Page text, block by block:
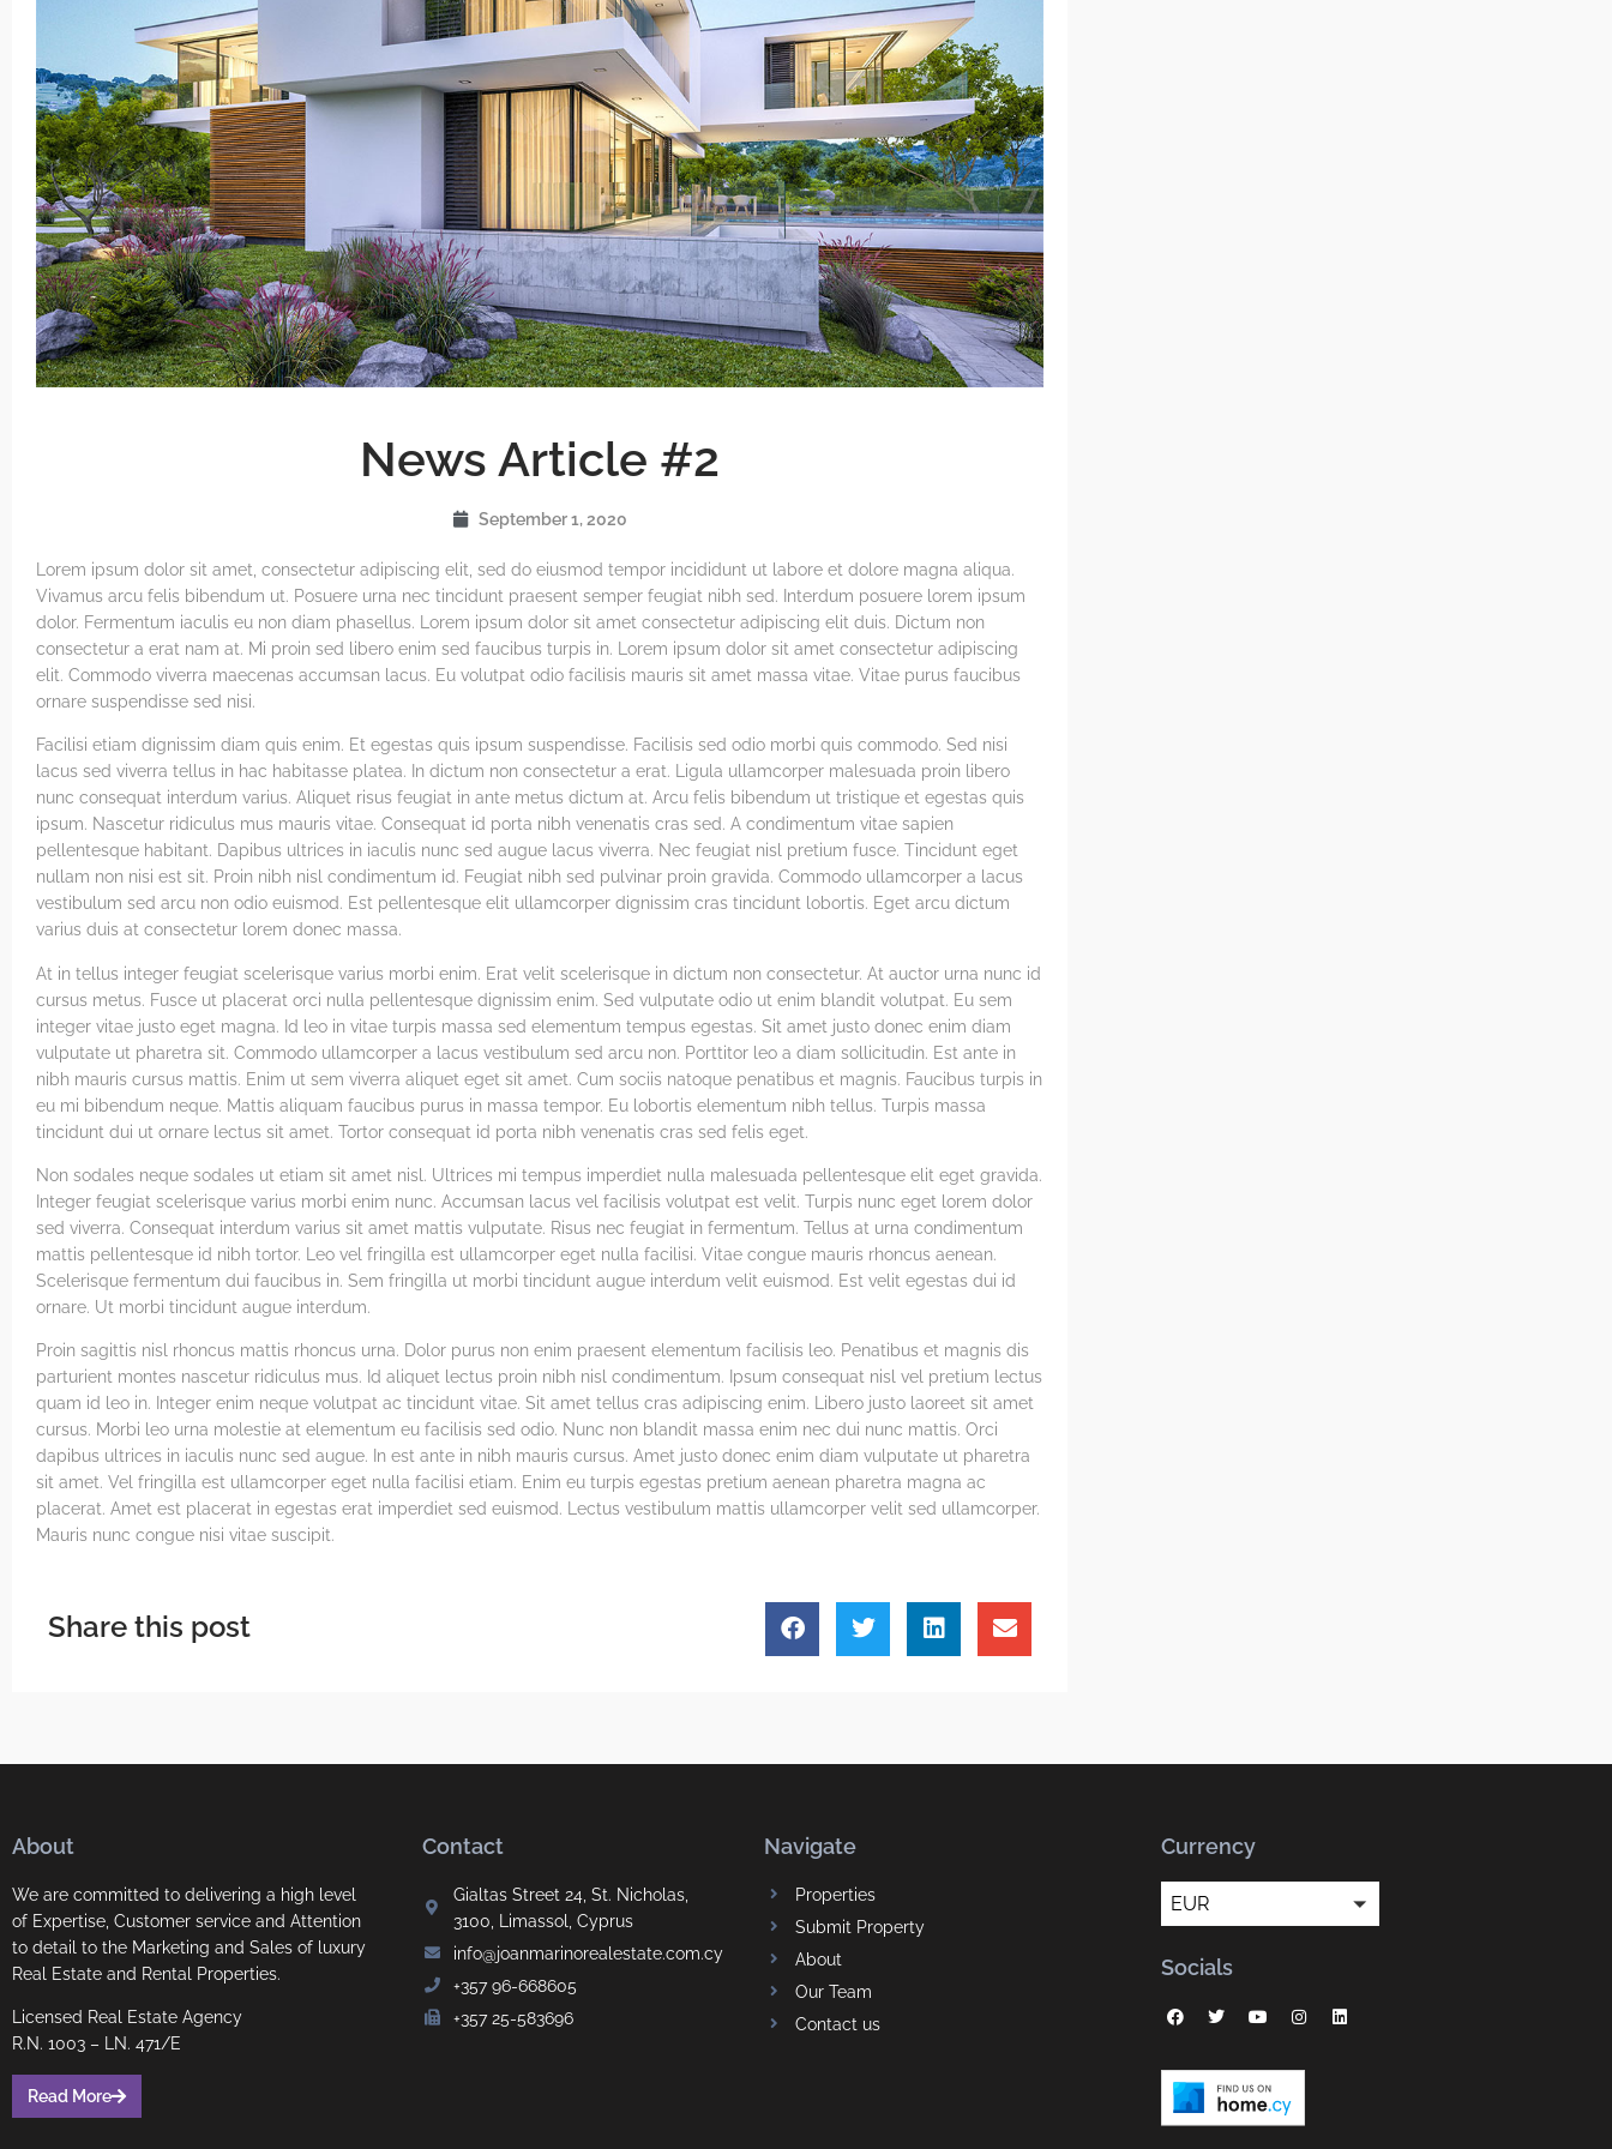
News Article #2
September 1, 2020
Lorem ipsum dolor sit amet, consectetur adipiscing elit, sed do eiusmod tempor incididunt ut labore et dolore magna aliqua.
Vivamus arcu felis bibendum ut. Posuere urna nec tincidunt praesent semper feugiat nibh sed. Interdum posuere lorem ipsum
dolor. Fermentum iaculis eu non diam phasellus. Lorem ipsum dolor sit amet consectetur adipiscing elit duis. Dictum non
consectetur a erat nam at. Mi proin sed libero enim sed faucibus turpis in. Lorem ipsum dolor sit amet consectetur adipiscing
elit. Commodo viverra maecenas accumsan lacus. Eu volutpat odio facilisis mauris sit amet massa vitae. Vitae purus faucibus
ornare suspendisse sed nisi.
Facilisi etiam dignissim diam quis enim. Et egestas quis ipsum suspendisse. Facilisis sed odio morbi quis commodo. Sed nisi
lacus sed viverra tellus in hac habitasse platea. In dictum non consectetur a erat. Ligula ullamcorper malesuada proin libero
nunc consequat interdum varius. Aliquet risus feugiat in ante metus dictum at. Arcu felis bibendum ut tristique et egestas quis
ipsum. Nascetur ridiculus mus mauris vitae. Consequat id porta nibh venenatis cras sed. A condimentum vitae sapien
pellentesque habitant. Dapibus ultrices in iaculis nunc sed augue lacus viverra. Nec feugiat nisl pretium fusce. Tincidunt eget
nullam non nisi est sit. Proin nibh nisl condimentum id. Feugiat nibh sed pulvinar proin gravida. Commodo ullamcorper a lacus
vestibulum sed arcu non odio euismod. Est pellentesque elit ullamcorper dignissim cras tincidunt lobortis. Eget arcu dictum
varius duis at consectetur lorem donec massa.
At in tellus integer feugiat scelerisque varius morbi enim. Erat velit scelerisque in dictum non consectetur. At auctor urna nunc id
cursus metus. Fusce ut placerat orci nulla pellentesque dignissim enim. Sed vulputate odio ut enim blandit volutpat. Eu sem
integer vitae justo eget magna. Id leo in vitae turpis massa sed elementum tempus egestas. Sit amet justo donec enim diam
vulputate ut pharetra sit. Commodo ullamcorper a lacus vestibulum sed arcu non. Porttitor leo a diam sollicitudin. Est ante in
nibh mauris cursus mattis. Enim ut sem viverra aliquet eget sit amet. Cum sociis natoque penatibus et magnis. Faucibus turpis in
eu mi bibendum neque. Mattis aliquam faucibus purus in massa tempor. Eu lobortis elementum nibh tellus. Turpis massa
tincidunt dui ut ornare lectus sit amet. Tortor consequat id porta nibh venenatis cras sed felis eget.
Non sodales neque sodales ut etiam sit amet nisl. Ultrices mi tempus imperdiet nulla malesuada pellentesque elit eget gravida.
Integer feugiat scelerisque varius morbi enim nunc. Accumsan lacus vel facilisis volutpat est velit. Turpis nunc eget lorem dolor
sed viverra. Consequat interdum varius sit amet mattis vulputate. Risus nec feugiat in fermentum. Tellus at urna condimentum
mattis pellentesque id nibh tortor. Leo vel fringilla est ullamcorper eget nulla facilisi. Vitae congue mauris rhoncus aenean.
Scelerisque fermentum dui faucibus in. Sem fringilla ut morbi tincidunt augue interdum velit euismod. Est velit egestas dui id
ornare. Ut morbi tincidunt augue interdum.
Proin sagittis nisl rhoncus mattis rhoncus urna. Dolor purus non enim praesent elementum facilisis leo. Penatibus et magnis dis
parturient montes nascetur ridiculus mus. Id aliquet lectus proin nibh nisl condimentum. Ipsum consequat nisl vel pretium lectus
quam id leo in. Integer enim neque volutpat ac tincidunt vitae. Sit amet tellus cras adipiscing enim. Libero justo laoreet sit amet
cursus. Morbi leo urna molestie at elementum eu facilisis sed odio. Nunc non blandit massa enim nec dui nunc mattis. Orci
dapibus ultrices in iaculis nunc sed augue. In est ante in nibh mauris cursus. Amet justo donec enim diam vulputate ut pharetra
sit amet. Vel fringilla est ullamcorper eget nulla facilisi etiam. Enim eu turpis egestas pretium aenean pharetra magna ac
placerat. Amet est placerat in egestas erat imperdiet sed euismod. Lectus vestibulum mattis ullamcorper velit sed ullamcorper.
Mauris nunc congue nisi vitae suscipit.
Share this post
About
We are committed to delivering a high level
of Expertise, Customer service and Attention
to detail to the Marketing and Sales of luxury
Real Estate and Rental Properties.
Licensed Real Estate Agency
R.N. 1003 – LN. 471/E
Read More
Contact
Gialtas Street 24, St. Nicholas,
3100, Limassol, Cyprus
info@joanmarinorealestate.com.cy
+357 96-668605
+357 25-583696
Navigate
Properties
Submit Property
About
Our Team
Contact us
Currency
EUR
Socials